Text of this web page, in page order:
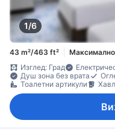
1/6
43 m²/463 ft²
Изглед: Град
Душ зона без врата
Тоалетни артикули